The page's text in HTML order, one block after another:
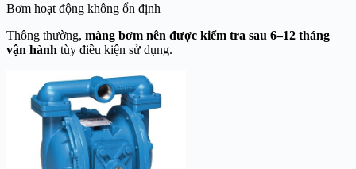
Bơm hoạt động không ổn định
Thông thường, màng bơm nên được kiểm tra sau 6–12 tháng
vận hành tùy điều kiện sử dụng.